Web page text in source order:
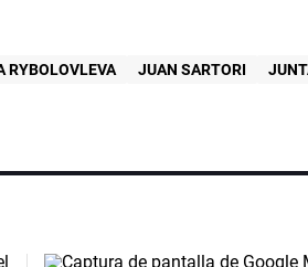
RYBOLOVLEVA JUAN SARTORI